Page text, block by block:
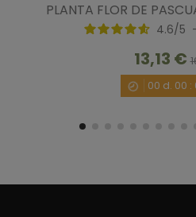
PLANTA FLOR DE
4.6/5
13,13 €
00 d. 00 :